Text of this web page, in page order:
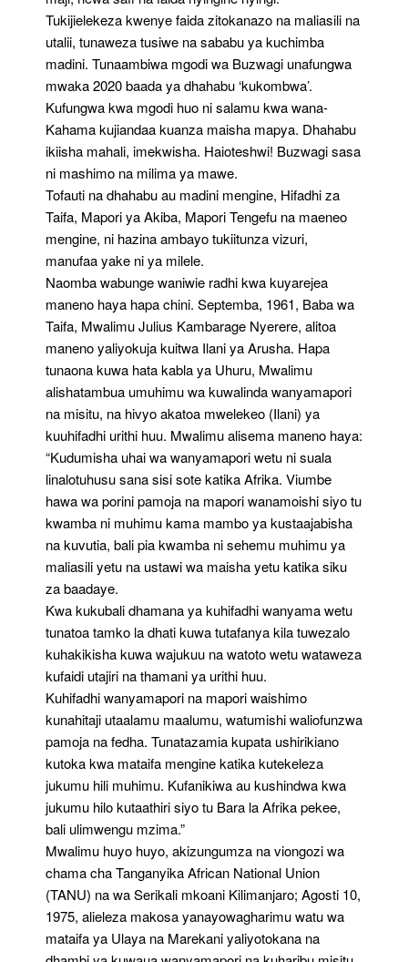
Tukijielekeza kwenye faida zitokanazo na maliasili na
utalii, tunaweza tusiwe na sababu ya kuchimba
madini. Tunaambiwa mgodi wa Buzwagi unafungwa
mwaka 2020 baada ya dhahabu ‘kukombwa’.
Kufungwa kwa mgodi huo ni salamu kwa wana-
Kahama kujiandaa kuanza maisha mapya. Dhahabu
ikiisha mahali, imekwisha. Haioteshwi! Buzwagi sasa
ni mashimo na milima ya mawe.
Tofauti na dhahabu au madini mengine, Hifadhi za
Taifa, Mapori ya Akiba, Mapori Tengefu na maeneo
mengine, ni hazina ambayo tukiitunza vizuri,
manufaa yake ni ya milele.
Naomba wabunge waniwie radhi kwa kuyarejea
maneno haya hapa chini. Septemba, 1961, Baba wa
Taifa, Mwalimu Julius Kambarage Nyerere, alitoa
maneno yaliyokuja kuitwa Ilani ya Arusha. Hapa
tunaona kuwa hata kabla ya Uhuru, Mwalimu
alishatambua umuhimu wa kuwalinda wanyamapori
na misitu, na hivyo akatoa mwelekeo (Ilani) ya
kuuhifadhi urithi huu. Mwalimu alisema maneno haya:
“Kudumisha uhai wa wanyamapori wetu ni suala
linalotuhusu sana sisi sote katika Afrika. Viumbe
hawa wa porini pamoja na mapori wanamoishi siyo tu
kwamba ni muhimu kama mambo ya kustaajabisha
na kuvutia, bali pia kwamba ni sehemu muhimu ya
maliasili yetu na ustawi wa maisha yetu katika siku
za baadaye.
Kwa kukubali dhamana ya kuhifadhi wanyama wetu
tunatoa tamko la dhati kuwa tutafanya kila tuwezalo
kuhakikisha kuwa wajukuu na watoto wetu wataweza
kufaidi utajiri na thamani ya urithi huu.
Kuhifadhi wanyamapori na mapori waishimo
kunahitaji utaalamu maalumu, watumishi waliofunzwa
pamoja na fedha. Tunatazamia kupata ushirikiano
kutoka kwa mataifa mengine katika kutekeleza
jukumu hili muhimu. Kufanikiwa au kushindwa kwa
jukumu hilo kutaathiri siyo tu Bara la Afrika pekee,
bali ulimwengu mzima.”
Mwalimu huyo huyo, akizungumza na viongozi wa
chama cha Tanganyika African National Union
(TANU) na wa Serikali mkoani Kilimanjaro; Agosti 10,
1975, alieleza makosa yanayowagharimu watu wa
mataifa ya Ulaya na Marekani yaliyotokana na